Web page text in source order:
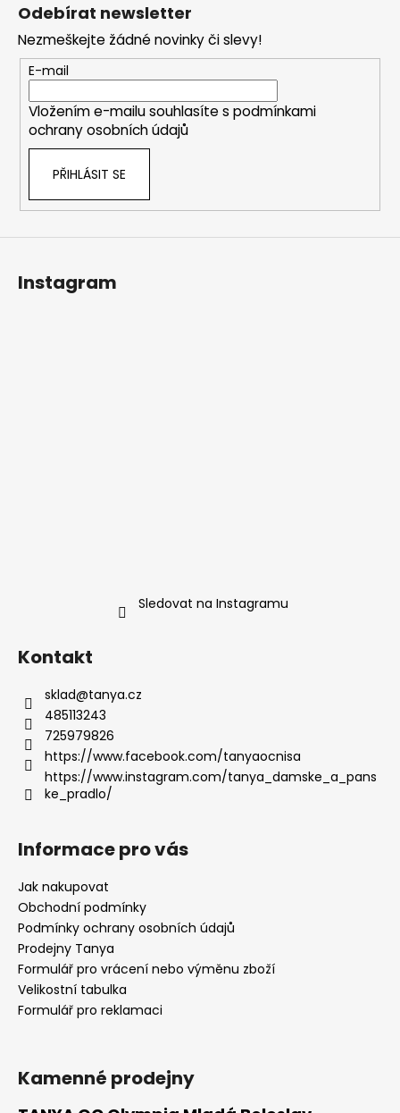
Odebírat newsletter
Nezmeškejte žádné novinky či slevy!
E-mail
Vložením e-mailu souhlasíte s podmínkami
ochrany osobních údajů
PŘIHLÁSIT SE
Instagram
Sledovat na Instagramu
Kontakt
sklad@tanya.cz
485113243
725979826
https://www.facebook.com/tanyaocnisa
https://www.instagram.com/tanya_damske_a_pans
ke_pradlo/
Informace pro vás
Jak nakupovat
Obchodní podmínky
Podmínky ochrany osobních údajů
Prodejny Tanya
Formulář pro vrácení nebo výměnu zboží
Velikostní tabulka
Formulář pro reklamaci
Kamenné prodejny